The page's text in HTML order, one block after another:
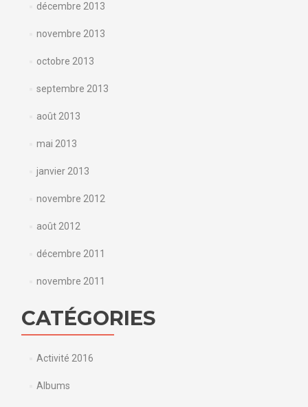
décembre 2013
novembre 2013
octobre 2013
septembre 2013
août 2013
mai 2013
janvier 2013
novembre 2012
août 2012
décembre 2011
novembre 2011
CATÉGORIES
Activité 2016
Albums